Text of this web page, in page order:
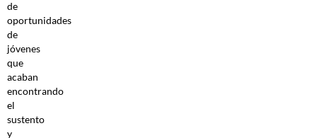
de
oportunidades
de
jóvenes
que
acaban
encontrando
el
sustento
y